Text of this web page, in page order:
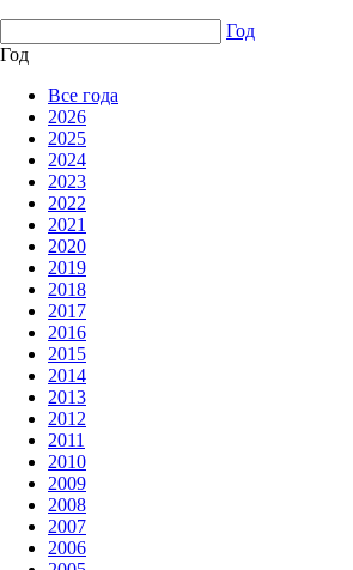
Год
Год
Все года
2026
2025
2024
2023
2022
2021
2020
2019
2018
2017
2016
2015
2014
2013
2012
2011
2010
2009
2008
2007
2006